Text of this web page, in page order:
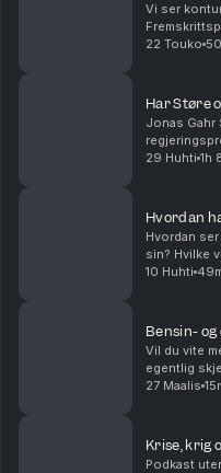
Vi ser
22 Touko
Har Støre
Jonas Gahr
29 Huhti 1h
Hvordan
Hvordan
sin? Hvilke
mange
10 Huhti
Bensin- og
Vil du vite
egentlig
rød-grønn
27 Maalis
Krise, krig
Podkast